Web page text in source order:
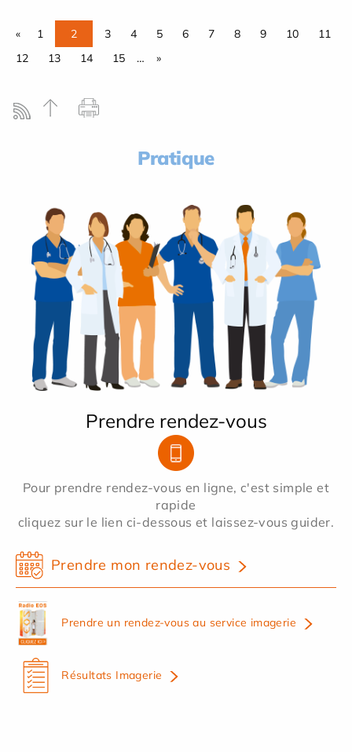
« 1 2 3 4 5 6 7 8 9 10
11
12
13 14 15 … »
Pratique
Prendre rendez-vous
Pour prendre rendez-vous en ligne, c'est simple et
rapide
cliquez sur le lien ci-dessous et laissez-vous guider.
Prendre mon rendez-vous
Prendre un rendez-vous au service imagerie
Résultats Imagerie